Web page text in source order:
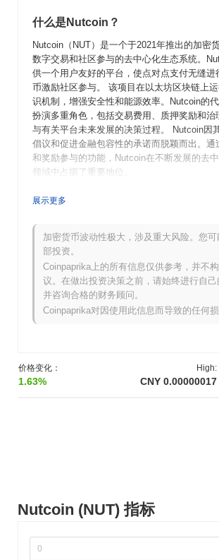
Nutcoin (NUT) 指标
价格变化：
1.63%
High:
CNY 0.00000017
什么是Nutcoin？
Nutcoin（NUT）是一个于2021年推出的加密
数字交易和社区参与的去中心化生态系统。
供一个用户友好的平台，使点对点支付无缝进
币激励社区参与。 该项目在以太坊区块链上
识机制，增强安全性和能源效率。Nutcoin的
扮演多重角色，包括交易费用、质押奖励和治
与有关平台未来发展的决策过程。 Nutcoin因
倡议和促进金融包容性的承诺而脱颖而出。通
和奖励参与的功能，Nutcoin在不断发展的去
领域中占据了重要地位。
Nutcoin是何时以及如何开始的？
目的愿景和技术框架。该项目于2021年3月推
发者和早期用户实验平台的功能。经过成功测
年6月过渡到主网发布，标志着其正式进入加
发专注于创建一个去中心化生态系统，旨在增
与。Nutcoin代币的初始分配通过公平启动模
允许参与者在没有传统首次代币发行（ICO）
币。这种方法促进了社区所有权感，并为
根据官方更新，Nutcoin正在为计划于2024年
Nutcoin通过其创新的第二层（L2）扩展解决
构使Nutcoin能够快速高效地处理交易，适合
台采用独特的共识机制，将权益证明与委托
展示更多
加密货币波动性极大，涉及重大风险。您
部投资。
Coinpaprika上的所有信息仅供参考，并不
议。在做出投资决策之前，请始终进行自己
并咨询合格的财务顾问。
Coinpaprika对因使用此信息而导致的任何损